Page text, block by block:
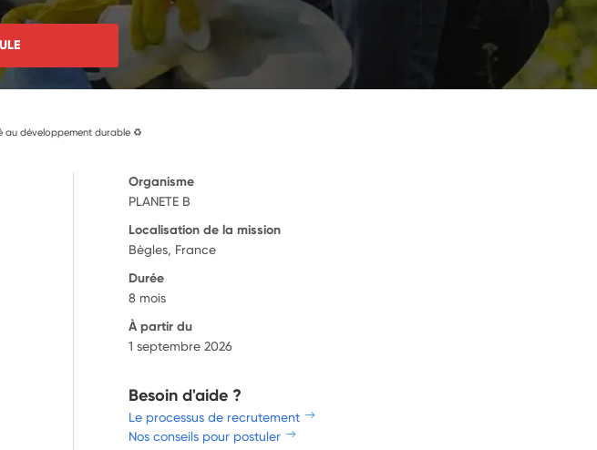
au développement durable ♻️
Organisme
PLANETE B
Localisation de la mission
Bègles, France
Durée
8 mois
À partir du
1 septembre 2026
Besoin d'aide ?
Le processus de recrutement
Nos conseils pour postuler